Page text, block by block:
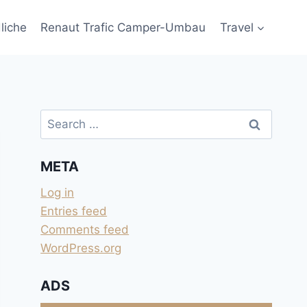
Renaut Trafic Camper-Umbau Travel
Search
for:
META
Log in
Entries feed
Comments feed
WordPress.org
ADS